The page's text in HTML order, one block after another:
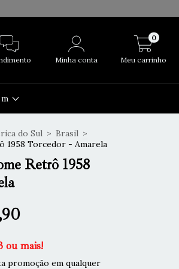
Minha conta Meu carrinho
0
do Sul > Brasil >
1958 Torcedor - Amarela
Retrô 1958
ou mais!
promoção em qualquer